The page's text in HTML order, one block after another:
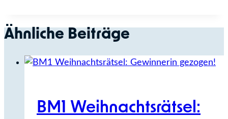
Ähnliche Beiträge
BM1 Weihnachtsrätsel: